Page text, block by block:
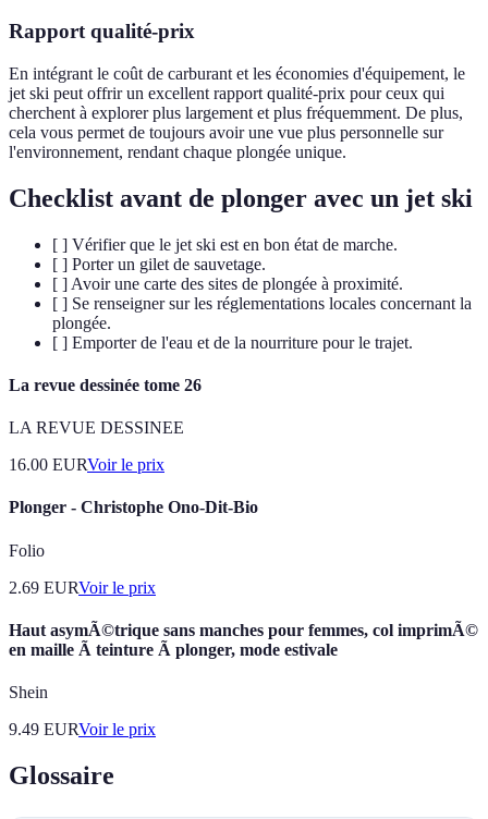
Rapport qualité-prix
En intégrant le coût de carburant et les économies d'équipement, le
jet ski peut offrir un excellent rapport qualité-prix pour ceux qui
cherchent à explorer plus largement et plus fréquemment. De plus,
cela vous permet de toujours avoir une vue plus personnelle sur
l'environnement, rendant chaque plongée unique.
Checklist avant de plonger avec un jet ski
[ ] Vérifier que le jet ski est en bon état de marche.
[ ] Porter un gilet de sauvetage.
[ ] Avoir une carte des sites de plongée à proximité.
[ ] Se renseigner sur les réglementations locales concernant la
plongée.
[ ] Emporter de l'eau et de la nourriture pour le trajet.
La revue dessinée tome 26
LA REVUE DESSINEE
16.00 EURVoir le prix
Plonger - Christophe Ono-Dit-Bio
Folio
2.69 EURVoir le prix
Haut asymÃ©trique sans manches pour femmes, col imprimÃ©
en maille Ã teinture Ã plonger, mode estivale
Shein
9.49 EURVoir le prix
Glossaire